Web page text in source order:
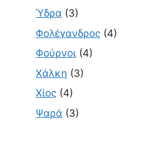
Ύδρα (3)
Φολέγανδρος (4)
Φούρνοι (4)
Χάλκη (3)
Χίος (4)
Ψαρά (3)